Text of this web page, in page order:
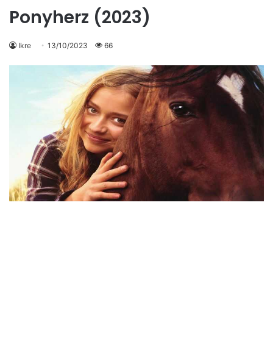
Ponyherz (2023)
Ikre 13/10/2023 66